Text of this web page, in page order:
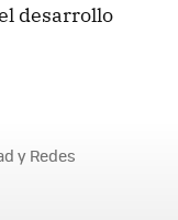
desarrollo
y Redes